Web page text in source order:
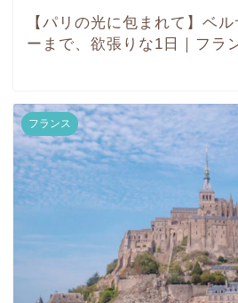
【パリの光に包まれて】ベ
ーまで、欲張りな1日｜フラ
フランス